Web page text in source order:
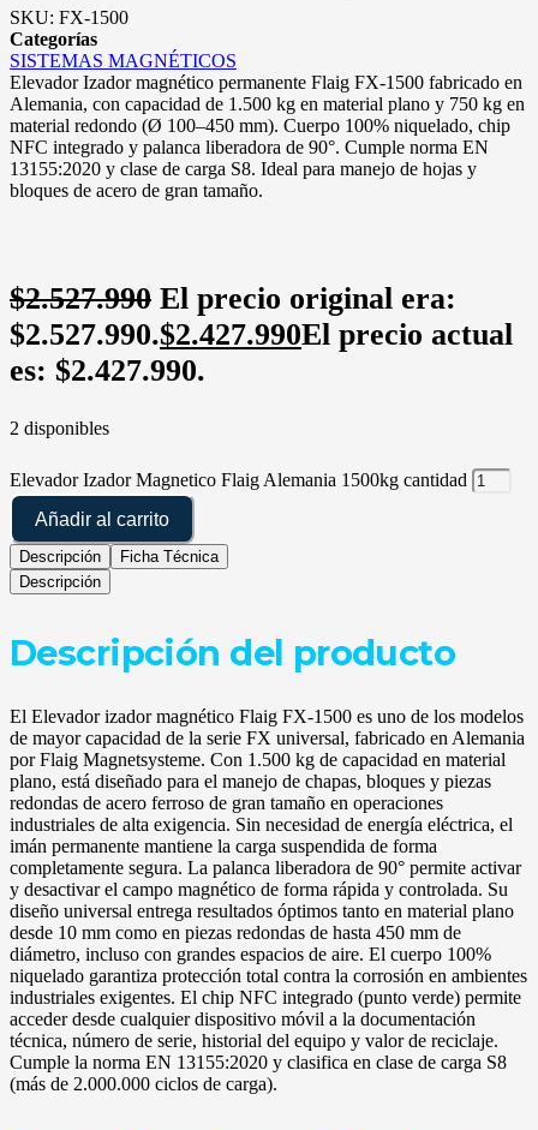
SKU: FX-1500
Categorías
SISTEMAS MAGNÉTICOS
Elevador Izador magnético permanente Flaig FX-1500 fabricado en
Alemania, con capacidad de 1.500 kg en material plano y 750 kg en
material redondo (Ø 100–450 mm). Cuerpo 100% niquelado, chip
NFC integrado y palanca liberadora de 90°. Cumple norma EN
13155:2020 y clase de carga S8. Ideal para manejo de hojas y
bloques de acero de gran tamaño.
$2.527.990 El precio original era:
$2.527.990.$2.427.990El precio actual
es: $2.427.990.
2 disponibles
Elevador Izador Magnetico Flaig Alemania 1500kg cantidad
Añadir al carrito
Descripción
Ficha Técnica
Descripción
Descripción del producto
El Elevador izador magnético Flaig FX-1500 es uno de los modelos
de mayor capacidad de la serie FX universal, fabricado en Alemania
por Flaig Magnetsysteme. Con 1.500 kg de capacidad en material
plano, está diseñado para el manejo de chapas, bloques y piezas
redondas de acero ferroso de gran tamaño en operaciones
industriales de alta exigencia. Sin necesidad de energía eléctrica, el
imán permanente mantiene la carga suspendida de forma
completamente segura. La palanca liberadora de 90° permite activar
y desactivar el campo magnético de forma rápida y controlada. Su
diseño universal entrega resultados óptimos tanto en material plano
desde 10 mm como en piezas redondas de hasta 450 mm de
diámetro, incluso con grandes espacios de aire. El cuerpo 100%
niquelado garantiza protección total contra la corrosión en ambientes
industriales exigentes. El chip NFC integrado (punto verde) permite
acceder desde cualquier dispositivo móvil a la documentación
técnica, número de serie, historial del equipo y valor de reciclaje.
Cumple la norma EN 13155:2020 y clasifica en clase de carga S8
(más de 2.000.000 ciclos de carga).